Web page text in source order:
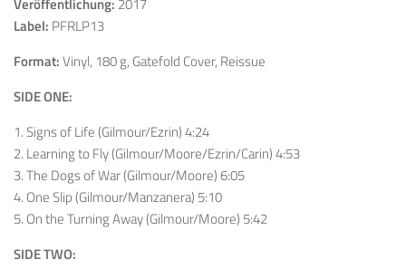
Veröffentlichung: 2017
Label: PFRLP13
Format:Vinyl, 180 g, Gatefold Cover, Reissue
SIDE ONE:
1. Signs of Life (Gilmour/Ezrin) 4:24
2. Learning to Fly (Gilmour/Moore/Ezrin/Carin) 4:53
3. The Dogs of War (Gilmour/Moore) 6:05
4. One Slip (Gilmour/Manzanera) 5:10
5. On the Turning Away (Gilmour/Moore) 5:42
SIDE TWO: